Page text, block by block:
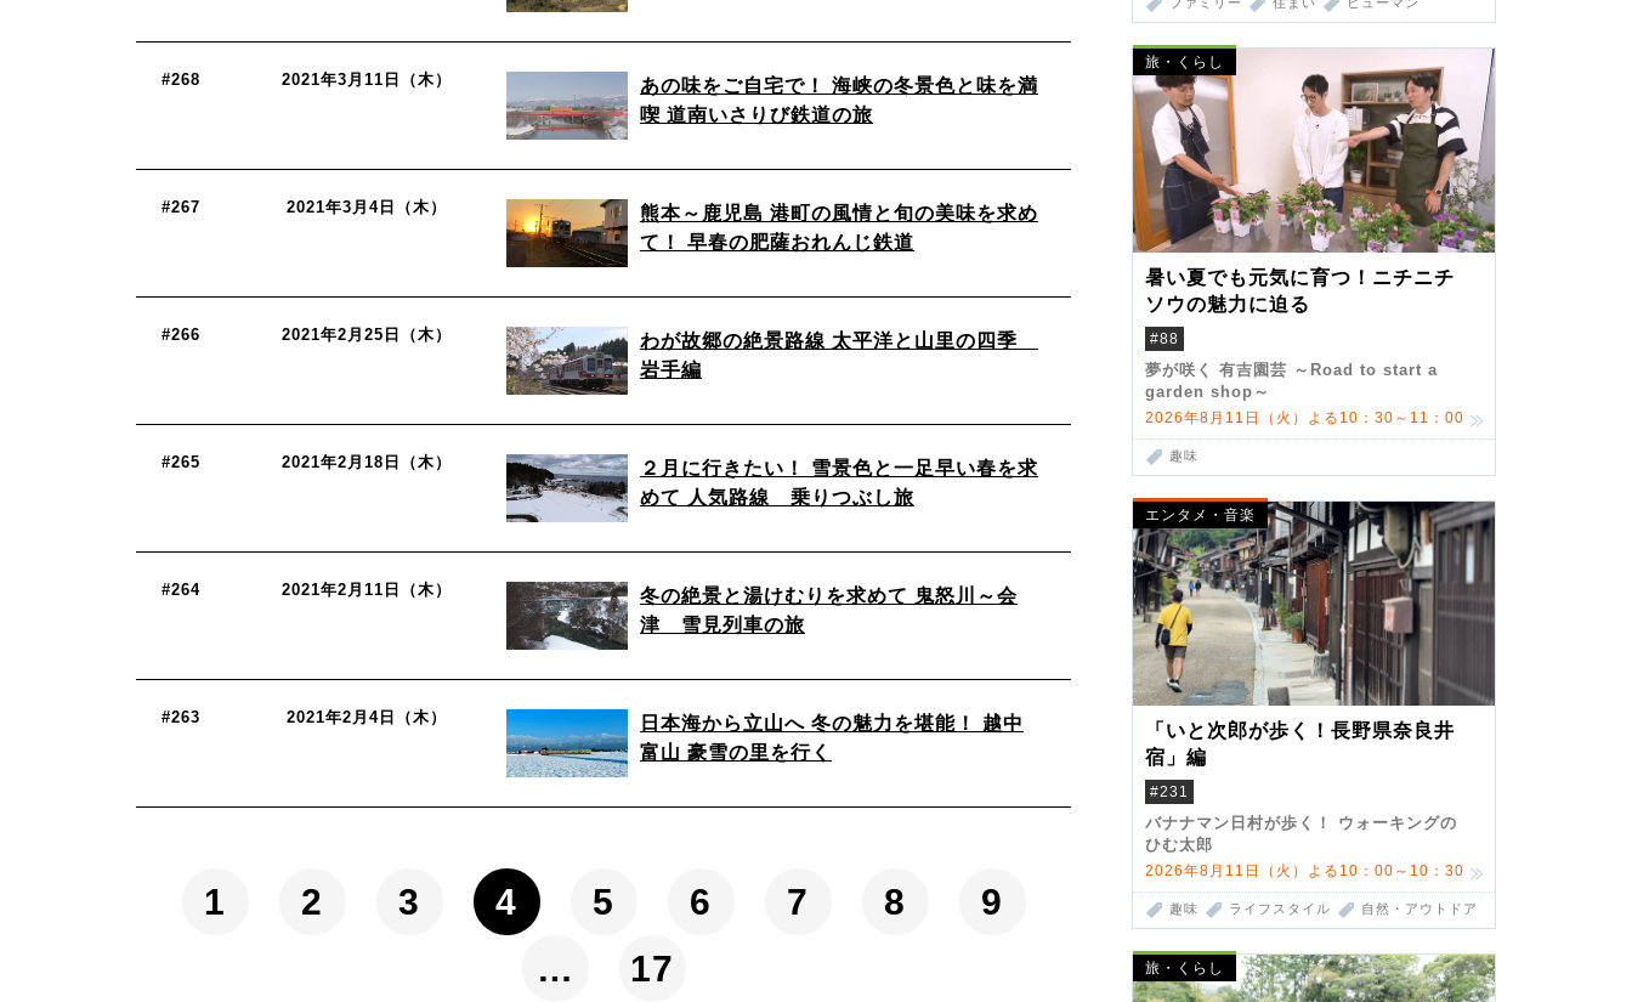
旅・くらし
暑い夏でも元気に育つ！ニチニチ
ソウの魅力に迫る
#88
夢が咲く 有吉園芸 ～Road to start a
garden shop～
2026年8月11日（火）よる10：30～11：00
趣味
エンタメ・音楽
「いと次郎が歩く！長野県奈良井
宿」編
#231
バナナマン日村が歩く！ ウォーキングの
ひむ太郎
2026年8月11日（火）よる10：00～10：30
趣味 ライフスタイル 自然・アウトドア
旅・くらし
#268 2021年3月11日（木）
あの味をご自宅で！ 海峡の冬景色と味を満
喫 道南いさりび鉄道の旅
#267 2021年3月4日（木）
熊本～鹿児島 港町の風情と旬の美味を求め
て！ 早春の肥薩おれんじ鉄道
#266 2021年2月25日（木）
わが故郷の絶景路線 太平洋と山里の四季
岩手編
#265 2021年2月18日（木）
２月に行きたい！ 雪景色と一足早い春を求
めて 人気路線 乗りつぶし旅
#264 2021年2月11日（木）
冬の絶景と湯けむりを求めて 鬼怒川～会
津 雪見列車の旅
#263 2021年2月4日（木）
日本海から立山へ 冬の魅力を堪能！ 越中
富山 豪雪の里を行く
1 2 3 4 5 6 7 8
9
…
17